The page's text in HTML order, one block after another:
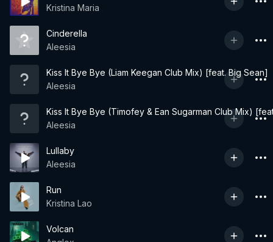
Kristina Maria
Cinderella
Aleesia
Kiss It Bye Bye (Liam Keegan Club Mix) [feat. Big Sean]
Aleesia
Kiss It Bye Bye (Timofey & Ean Sugarman Club Mix)
Aleesia
Lullaby
Aleesia
Run
Kristina Lao
Volcan